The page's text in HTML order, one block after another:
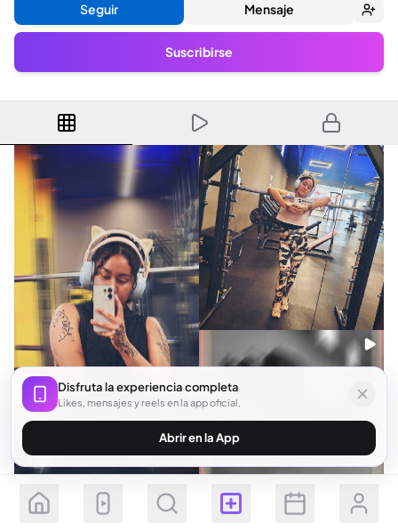
Seguir Mensaje
Suscribirse
Seguir Suscribirse
Disfruta la experiencia completa
Likes, mensajes y reels en la app oficial.
Abrir en la App